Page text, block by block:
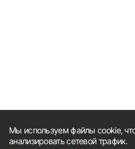
Мы используем файлы cookie,
анализировать сетевой трафик.